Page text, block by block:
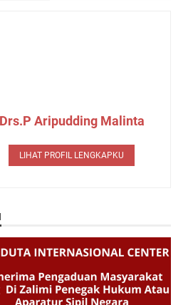
Aripudding Malinta
LIHAT PROFIL LENGKAPKU